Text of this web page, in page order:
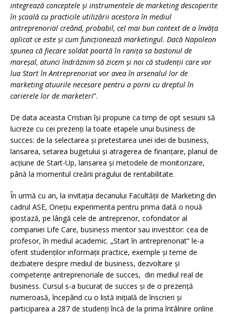
integrează conceptele și instrumentele de marketing descoperite
în școală cu practicile utilizării acestora în mediul
antreprenorial creând, probabil, cel mai bun context de a învăța
aplicat ce este și cum funcționează marketingul. Dacă Napoleon
spunea că fiecare soldat poartă în ranița sa bastonul de
mareșal, atunci îndrăznim să zicem și noi că studenții care vor
lua Start în Antreprenoriat vor avea în arsenalul lor de
marketing atuurile necesare pentru a porni cu dreptul în
carierele lor de marketeri”.
De data aceasta Cristian își propune ca timp de opt sesiuni să
lucreze cu cei prezenți la toate etapele unui business de
succes: de la selectarea și pretestarea unei idei de business,
lansarea, setarea bugetului și atragerea de finanțare, planul de
acțiune de Start-Up, lansarea și metodele de monitorizare,
până la momentul creării pragului de rentabilitate.
În urmă cu an, la invitația decanului Facultății de Marketing din
cadrul ASE, Onețiu experimenta pentru prima dată o nouă
ipostază, pe lângă cele de antreprenor, cofondator al
companiei Life Care, business mentor sau investitor: cea de
profesor, în mediul academic. „Start în antreprenoriat” le-a
oferit studenților informații practice, exemple și teme de
dezbatere despre mediul de business, dezvoltare și
competențe antreprenoriale de succes, din mediul real de
business. Cursul s-a bucurat de succes și de o prezență
numeroasă, începând cu o listă inițială de înscrieri și
participarea a 287 de studenți încă de la prima întâlnire online